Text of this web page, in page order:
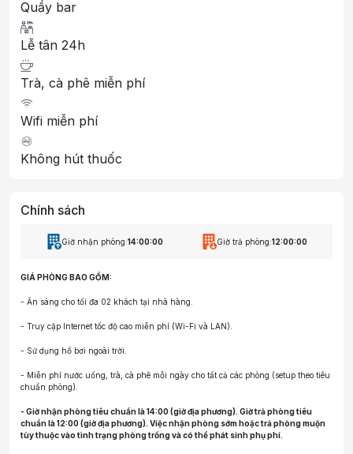
Quầy bar
Lễ tân 24h
Trà, cà phê miễn phí
Wifi miễn phí
Không hút thuốc
Chính sách
Giờ nhận phòng:14:00:00 Giờ trả phòng:12:00:00
GIÁ PHÒNG BAO GỒM:
- Ăn sáng cho tối đa 02 khách tại nhà hàng.
- Truy cập Internet tốc độ cao miễn phí (Wi-Fi và LAN).
- Sử dụng hồ bơi ngoài trời.
- Miễn phí nước uống, trà, cà phê mỗi ngày cho tất cả các phòng (setup theo tiêu
chuẩn phòng).
- Giờ nhận phòng tiêu chuẩn là 14:00 (giờ địa phương). Giờ trả phòng tiêu
chuẩn là 12:00 (giờ địa phương). Việc nhận phòng sớm hoặc trả phòng muộn
tùy thuộc vào tình trạng phòng trống và có thể phát sinh phụ phí.